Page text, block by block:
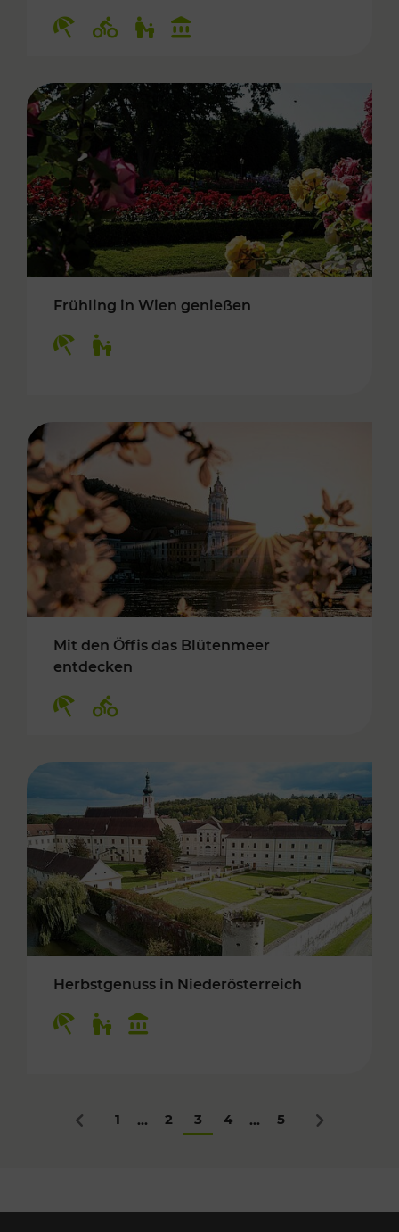
Frühling in Wien genießen
Mit den Öffis das Blütenmeer
entdecken
Herbstgenuss in Niederösterreich
Zurück
1 ... 2 3 4 ... 5 Nächstes